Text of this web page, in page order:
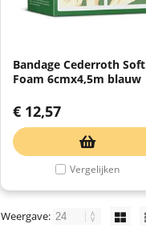
Bandage Cederroth Soft
Foam 6cmx4,5m blauw
€ 12,57
Vergelijken
Weergave: